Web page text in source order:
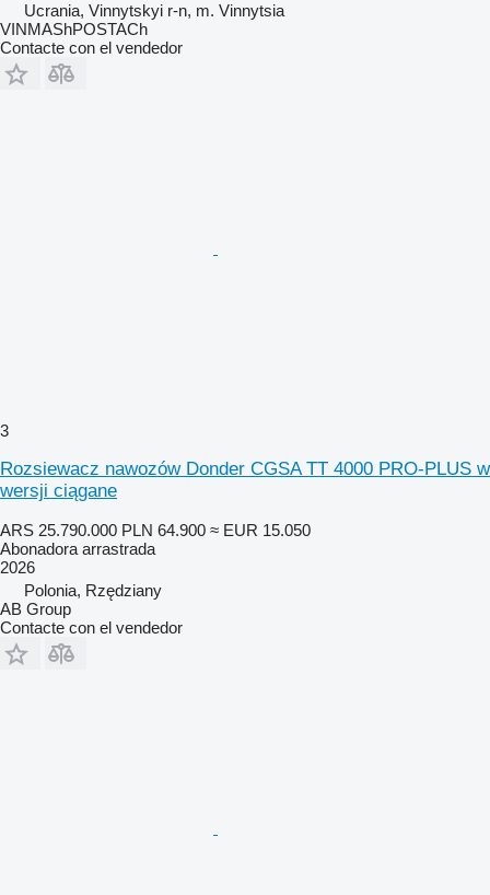
Ucrania, Vinnytskyi r-n, m. Vinnytsia
VINMAShPOSTACh
Contacte con el vendedor
3
Rozsiewacz nawozów Donder CGSA TT 4000 PRO-PLUS w
wersji ciągane
ARS 25.790.000 PLN 64.900 ≈ EUR 15.050
Abonadora arrastrada
2026
Polonia, Rzędziany
AB Group
Contacte con el vendedor